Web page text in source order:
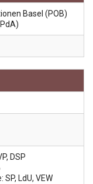
Basel (POB)
DSP
LdU, VEW